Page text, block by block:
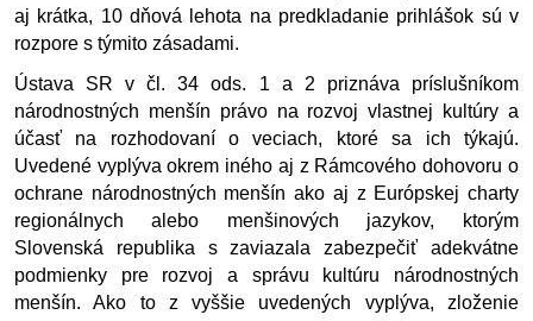
aj krátka, 10 dňová lehota na predkladanie prihlášok sú v
rozpore s týmito zásadami.
Ústava SR v čl. 34 ods. 1 a 2 priznáva príslušníkom
národnostných menšín právo na rozvoj vlastnej kultúry a
účasť na rozhodovaní o veciach, ktoré sa ich týkajú.
Uvedené vyplýva okrem iného aj z Rámcového dohovoru o
ochrane národnostných menšín ako aj z Európskej charty
regionálnych alebo menšinových jazykov, ktorým
Slovenská republika s zaviazala zabezpečiť adekvátne
podmienky pre rozvoj a správu kultúru národnostných
menšín. Ako to z vyššie uvedených vyplýva, zloženie